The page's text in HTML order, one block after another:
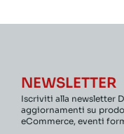
NEWSLETTER
Iscriviti alla newsletter
aggiornamenti su
eCommerce, eventi